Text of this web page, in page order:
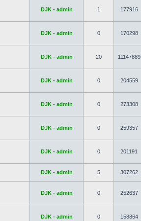
DJK - admin 1 177916
DJK - admin 0 170298
DJK - admin 20 11147889
DJK - admin 0 204559
DJK - admin 0 273308
DJK - admin 0 259357
DJK - admin 0 201191
DJK - admin 5 307262
DJK - admin 0 252637
DJK - admin 0 158864